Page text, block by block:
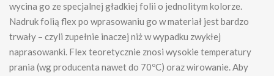
wycina go ze specjalnej gładkiej folii o jednolitym kolorze.
Nadruk folią flex po wprasowaniu go w materiał jest bardzo
trwały – czyli zupełnie inaczej niż w wypadku zwykłej
naprasowanki. Flex teoretycznie znosi wysokie temperatury
prania (wg producenta nawet do 70ºC) oraz wirowanie. Aby